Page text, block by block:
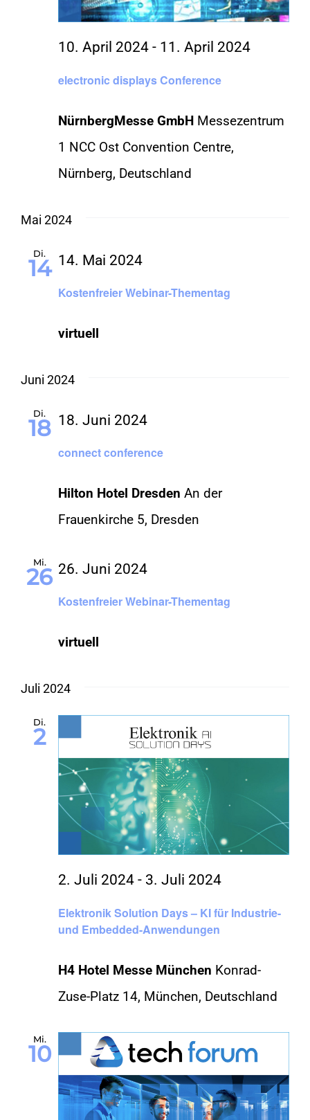
KONTAKT
electronic displays Conference
10. April 2024 - 11. April 2024
NürnbergMesse GmbH Messezentrum
1 NCC Ost Convention Centre,
Nürnberg, Deutschland
Mai 2024
Di.
14
Kostenfreier Webinar-Thementag
14. Mai 2024
virtuell
Juni 2024
Di.
18
connect conference
18. Juni 2024
Hilton Hotel Dresden An der
Frauenkirche 5, Dresden
Mi.
26
Kostenfreier Webinar-Thementag
26. Juni 2024
virtuell
Juli 2024
Di.
2
Elektronik Solution Days – KI für Industrie-
und Embedded-Anwendungen
2. Juli 2024 - 3. Juli 2024
H4 Hotel Messe München Konrad-
Zuse-Platz 14, München, Deutschland
Mi.
10